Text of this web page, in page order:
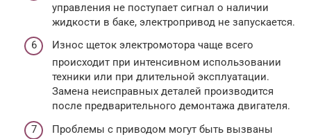
управления не поступает сигнал о наличии
жидкости в баке, электропривод не запускается.
Износ щеток электромотора чаще всего
происходит при интенсивном использовании
техники или при длительной эксплуатации.
Замена неисправных деталей производится
после предварительного демонтажа двигателя.
Проблемы с приводом могут быть вызваны